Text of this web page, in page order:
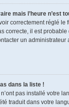
mais l’heure n’est
correctement réglé le
correcte, il est
un administrateur
dans la liste !
pas installé votre
traduit dans votre